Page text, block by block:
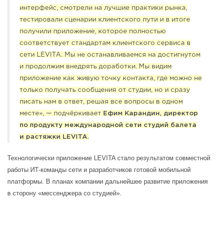
интерфейс, смотрели на лучшие практики рынка,
тестировали сценарии клиентского пути и в итоге
получили приложение, которое полностью
соответствует стандартам клиентского сервиса в
сети LEVITA. Мы не останавливаемся на достигнутом
и продолжим внедрять доработки. Мы видим
приложение как живую точку контакта, где можно не
только получать сообщения от студии, но и сразу
писать нам в ответ, решая все вопросы в одном
месте», — подчёркивает Ефим Карандин, директор
по продукту международной сети студий балета
и растяжки LEVITA.
Технологически приложение LEVITA стало результатом совместной
работы ИТ-команды сети и разработчиков готовой мобильной
платформы. В планах компании дальнейшее развитие приложения
в сторону «мессенджера со студией».